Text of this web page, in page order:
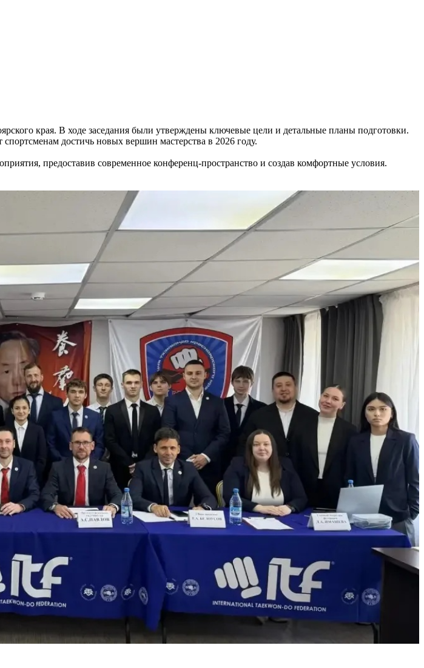
края. В ходе заседания были утверждены ключевые цели и детальные планы подготовки.
достичь новых вершин мастерства в 2026 году.
предоставив современное конференц-пространство и создав комфортные условия.